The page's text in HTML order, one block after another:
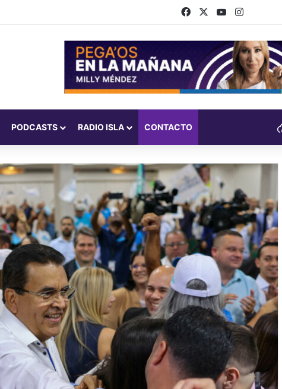
FacebookYouTubeInstagram
PODCASTS RADIO ISLA CONTACTO